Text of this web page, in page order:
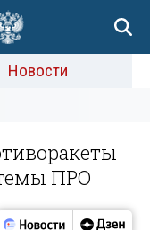
Новости
ПРО